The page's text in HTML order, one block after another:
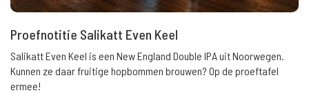
Proefnotitie Salikatt Even Keel
Salikatt Even Keel is een New England Double IPA uit Noorwegen.
Kunnen ze daar fruitige hopbommen brouwen? Op de proeftafel
ermee!